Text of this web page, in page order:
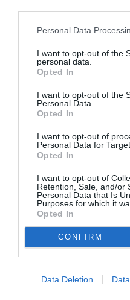
Personal Data
I want to opt-out of the
personal data.
Opted In
I want to opt-out of the
Personal Data.
Opted In
I want to opt-out of
Personal Data for
Opted In
I want to opt-out of
Retention, Sale, and/or
Personal Data that Is
Purposes for which it
Opted In
CONFIRM
Data Deletion
Σχετικά Άρθρα